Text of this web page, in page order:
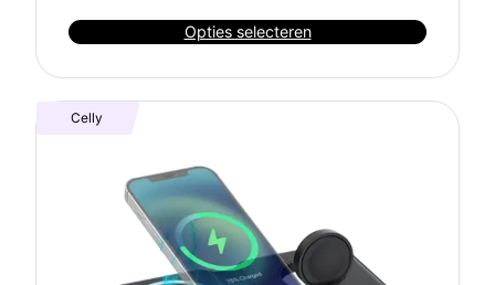
Opties selecteren
Celly